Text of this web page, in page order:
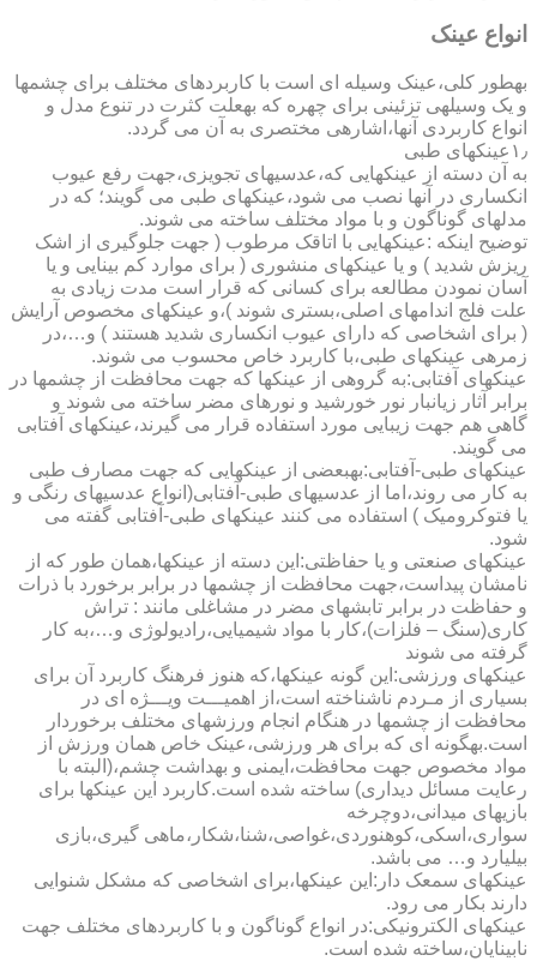
انواع عینک
به­طور کلی،عینک وسیله ای است با کاربردهای مختلف برای چشمها
و یک وسیله­ی تزئینی برای چهره که به­علت کثرت در تنوع مدل و
انواع کاربردی آنها،اشاره­ی مختصری به آن می گردد.
۱٫عینکهای طبی
به آن دسته از عینکهایی که،عدسیهای تجویزی،جهت رفع عیوب
انکساری در آنها نصب می شود،عینکهای طبی می گویند؛ که در
مدلهای گوناگون و با مواد مختلف ساخته می شوند.
توضیح اینکه :عینکهایی با اتاقک مرطوب ( جهت جلوگیری از اشک
ریزش شدید ) و یا عینکهای منشوری ( برای موارد کم بینایی و یا
آسان نمودن مطالعه برای کسانی که قرار است مدت زیادی به
علت فلج اندامهای اصلی،بستری شوند )،و عینکهای مخصوص آرایش
( برای اشخاصی که دارای عیوب انکساری شدید هستند ) و…،در
زمره­ی عینکهای طبی،با کاربرد خاص محسوب می شوند.
عینکهای آفتابی:به گروهی از عینکها که جهت محافظت از چشمها در
برابر آثار زیانبار نور خورشید و نورهای مضر ساخته می شوند و
گاهی هم جهت زیبایی مورد استفاده قرار می گیرند،عینکهای آفتابی
می گویند.
عینکهای طبی-آفتابی:به­بعضی از عینکهایی که جهت مصارف طبی
به کار می روند،اما از عدسیهای طبی-آفتابی(انواع عدسیهای رنگی و
یا فتوکرومیک ) استفاده می کنند عینکهای طبی-آفتابی گفته می
شود.
عینکهای صنعتی و یا حفاظتی:این دسته از عینکها،همان طور که از
نامشان پیداست،جهت محافظت از چشمها در برابر برخورد با ذرات
و حفاظت در برابر تابشهای مضر در مشاغلی مانند : تراش
کاری(سنگ – فلزات)،کار با مواد شیمیایی،رادیولوژی و…،به کار
گرفته می شوند
عینکهای ورزشی:این گونه عینکها،که هنوز فرهنگ کاربرد آن برای
بسیاری از مـردم ناشناخته است،از اهمیـــت ویـــژه ای در
محافظت از چشمها در هنگام انجام ورزشهای مختلف برخوردار
است.به­گونه ای که برای هر ورزشی،عینک خاص همان ورزش از
مواد مخصوص جهت محافظت،ایمنی و بهداشت چشم،(البته با
رعایت مسائل دیداری) ساخته شده است.کاربرد این عینکها برای
بازیهای میدانی،دوچرخه
سواری،اسکی،کوهنوردی،غواصی،شنا،شکار،ماهی گیری،بازی
بیلیارد و… می باشد.
عینکهای سمعک دار:این عینکها،برای اشخاصی که مشکل شنوایی
دارند بکار می رود.
عینکهای الکترونیکی:در انواع گوناگون و با کاربردهای مختلف جهت
نابینایان،ساخته شده است.